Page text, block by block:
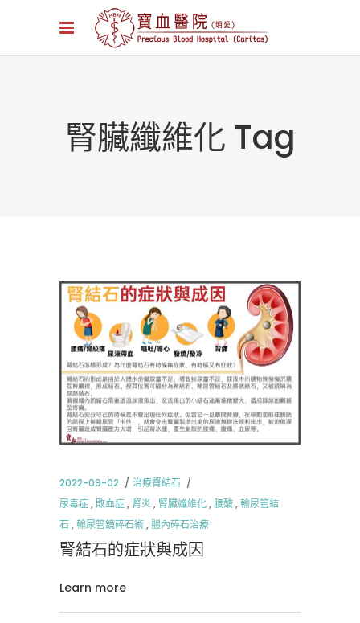
腎臟纖維化 Tag
2022-09-02
治療腎結石
尿毒症,敗血症, 腎炎, 腎臟纖維化,腰酸,輸尿管結
石,輸尿管鏡碎石術,體內碎石治療
腎結石的症狀與成因
Learn more